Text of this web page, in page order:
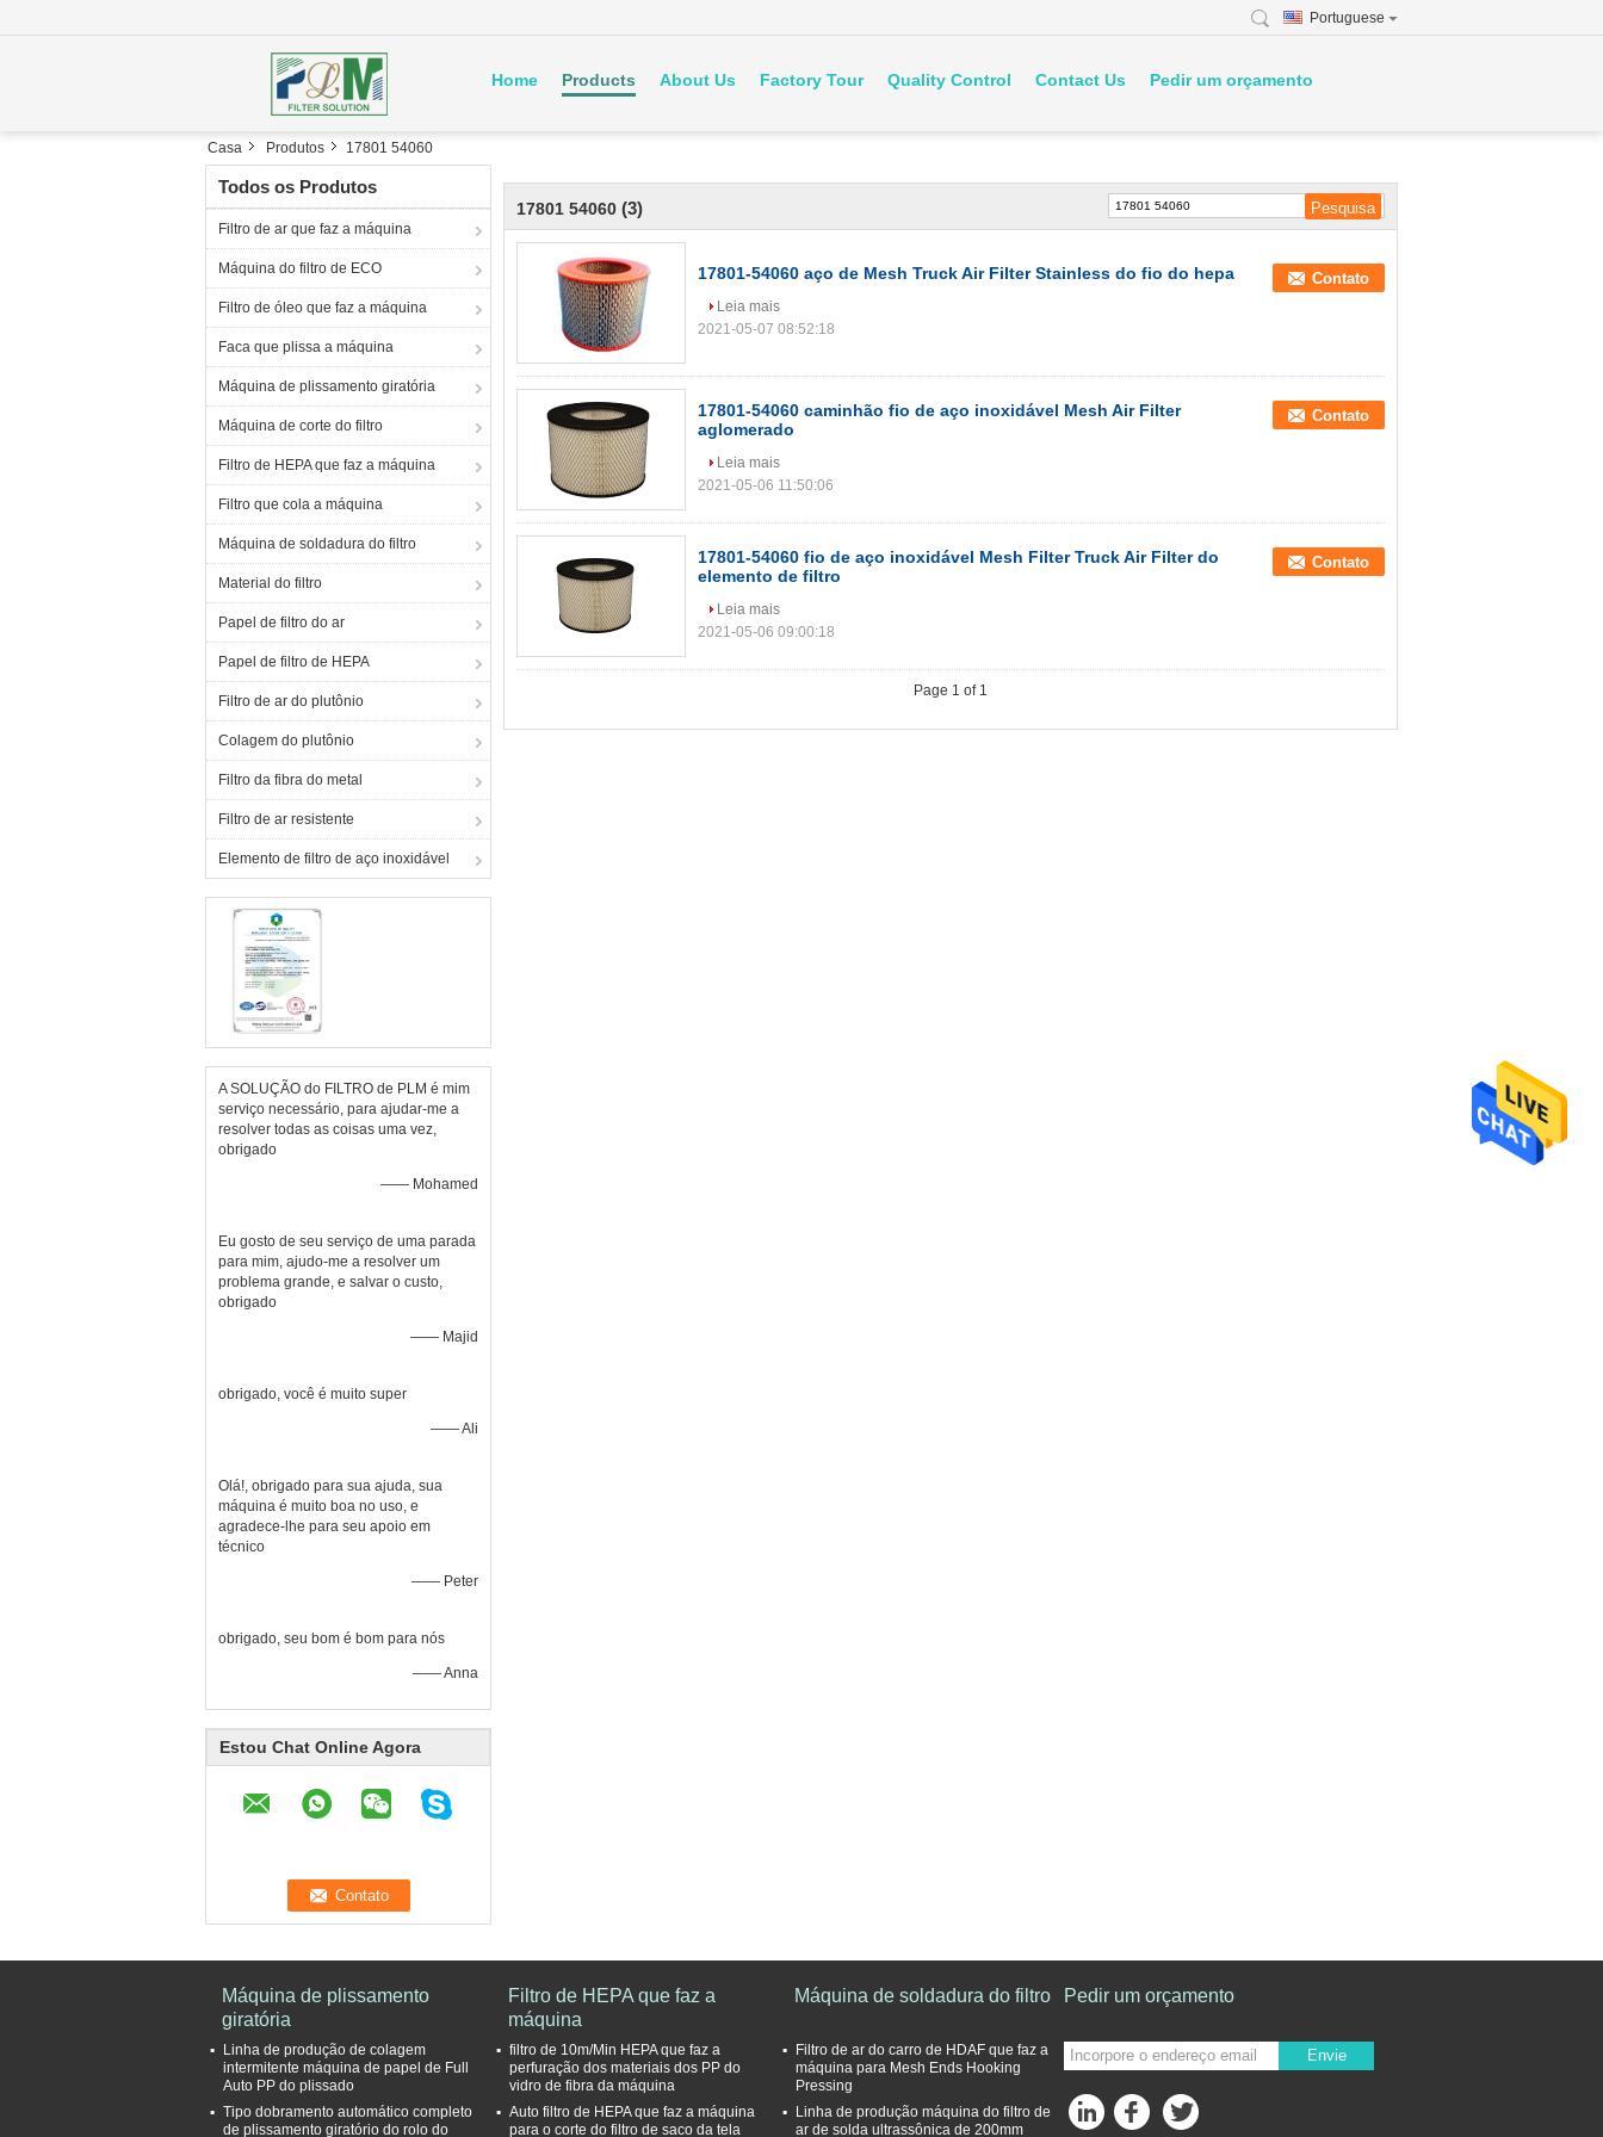
Portuguese
Home Products About Us Factory Tour Quality Control Contact Us Pedir um orçamento
Casa Produtos 17801 54060
Todos os Produtos
Filtro de ar que faz a máquina
Máquina do filtro de ECO
Filtro de óleo que faz a máquina
Faca que plissa a máquina
Máquina de plissamento giratória
Máquina de corte do filtro
Filtro de HEPA que faz a máquina
Filtro que cola a máquina
Máquina de soldadura do filtro
Material do filtro
Papel de filtro do ar
Papel de filtro de HEPA
Filtro de ar do plutônio
Colagem do plutônio
Filtro da fibra do metal
Filtro de ar resistente
Elemento de filtro de aço inoxidável
A SOLUÇÃO do FILTRO de PLM é mim
serviço necessário, para ajudar-me a
resolver todas as coisas uma vez,
obrigado
—— Mohamed
Eu gosto de seu serviço de uma parada
para mim, ajudo-me a resolver um
problema grande, e salvar o custo,
obrigado
—— Majid
obrigado, você é muito super
—— Ali
Olá!, obrigado para sua ajuda, sua
máquina é muito boa no uso, e
agradece-lhe para seu apoio em
técnico
—— Peter
obrigado, seu bom é bom para nós
—— Anna
Estou Chat Online Agora
17801 54060 (3)
17801-54060 aço de Mesh Truck Air Filter Stainless do fio do hepa Contato
Leia mais
2021-05-07 08:52:18
17801-54060 caminhão fio de aço inoxidável Mesh Air Filter
aglomerado
Contato
Leia mais
2021-05-06 11:50:06
17801-54060 fio de aço inoxidável Mesh Filter Truck Air Filter do
elemento de filtro
Contato
Leia mais
2021-05-06 09:00:18
Page 1 of 1
Máquina de plissamento
giratória
Linha de produção de colagem
intermitente máquina de papel de Full
Auto PP do plissado
Tipo dobramento automático completo
de plissamento giratório do rolo do
Filtro de HEPA que faz a
máquina
filtro de 10m/Min HEPA que faz a
perfuração dos materiais dos PP do
vidro de fibra da máquina
Auto filtro de HEPA que faz a máquina
para o corte do filtro de saco da tela
Máquina de soldadura do filtro
Filtro de ar do carro de HDAF que faz a
máquina para Mesh Ends Hooking
Pressing
Linha de produção máquina do filtro de
ar de solda ultrassônica de 200mm
Pedir um orçamento
Envie